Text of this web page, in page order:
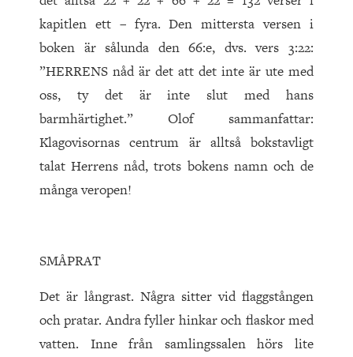
kapitlen ett – fyra. Den mittersta versen i
boken är sålunda den 66:e, dvs. vers 3:22:
”HERRENS nåd är det att det inte är ute med
oss, ty det är inte slut med hans
barmhärtighet.” Olof sammanfattar:
Klagovisornas centrum är alltså bokstavligt
talat Herrens nåd, trots bokens namn och de
många veropen!
SMÅPRAT
Det är långrast. Några sitter vid flaggstången
och pratar. Andra fyller hinkar och flaskor med
vatten. Inne från samlingssalen hörs lite